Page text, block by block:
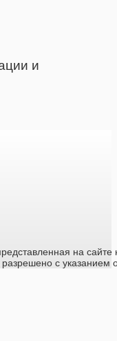
и
на сайте
с указанием